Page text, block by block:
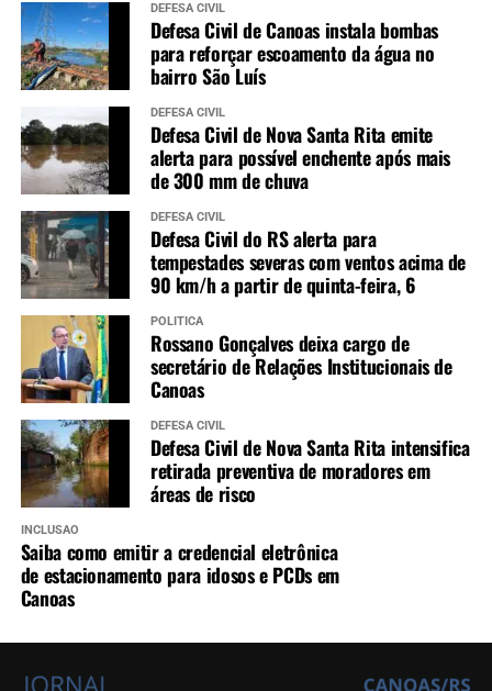
DEFESA CIVIL
Defesa Civil de Canoas instala bombas
para reforçar escoamento da água no
bairro São Luís
DEFESA CIVIL
Defesa Civil de Nova Santa Rita emite
alerta para possível enchente após mais
de 300 mm de chuva
DEFESA CIVIL
Defesa Civil do RS alerta para
tempestades severas com ventos acima de
90 km/h a partir de quinta-feira, 6
POLÍTICA
Rossano Gonçalves deixa cargo de
secretário de Relações Institucionais de
Canoas
DEFESA CIVIL
Defesa Civil de Nova Santa Rita intensifica
retirada preventiva de moradores em
áreas de risco
INCLUSÃO
Saiba como emitir a credencial eletrônica
de estacionamento para idosos e PCDs em
Canoas